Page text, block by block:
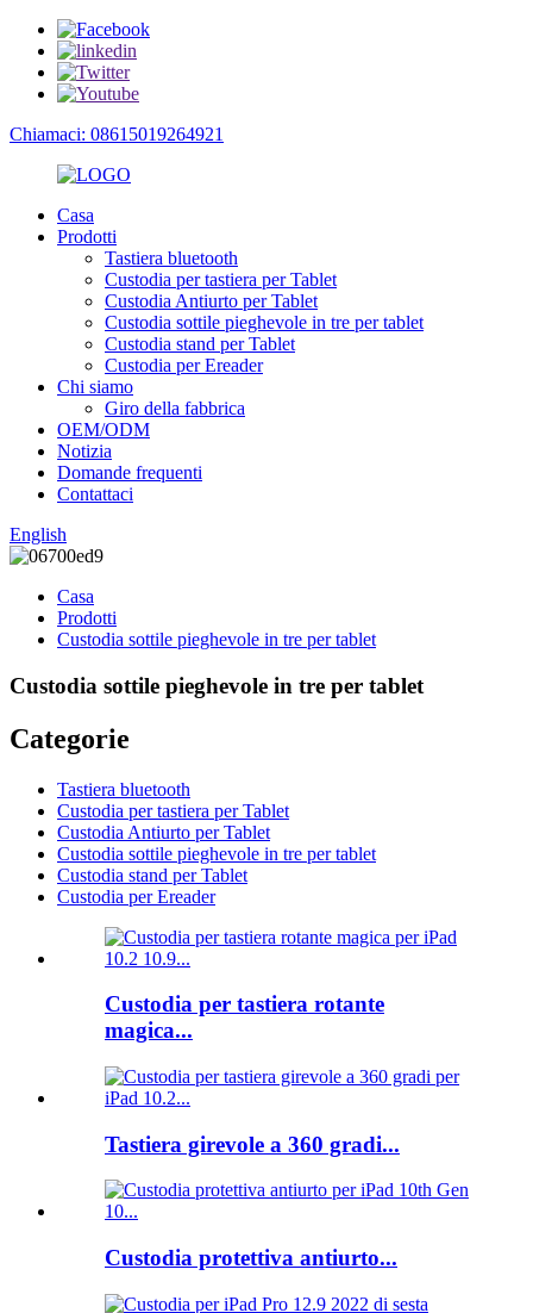
Chiamaci: 08615019264921
Casa
Prodotti
Tastiera bluetooth
Custodia per tastiera per Tablet
Custodia Antiurto per Tablet
Custodia sottile pieghevole in tre per tablet
Custodia stand per Tablet
Custodia per Ereader
Chi siamo
Giro della fabbrica
OEM/ODM
Notizia
Domande frequenti
Contattaci
English
Casa
Prodotti
Custodia sottile pieghevole in tre per tablet
Custodia sottile pieghevole in tre per tablet
Categorie
Tastiera bluetooth
Custodia per tastiera per Tablet
Custodia Antiurto per Tablet
Custodia sottile pieghevole in tre per tablet
Custodia stand per Tablet
Custodia per Ereader
Custodia per tastiera rotante
magica...
Tastiera girevole a 360 gradi...
Custodia protettiva antiurto...